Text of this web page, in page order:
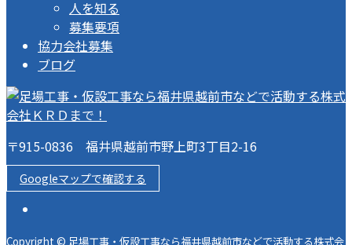
人を知る
募集要項
協力会社募集
ブログ
〒915-0836 福井県越前市野上町3丁目2-16
Googleマップで確認する
Copyright © 足場工事・仮設工事なら福井県越前市などで活動する株式会